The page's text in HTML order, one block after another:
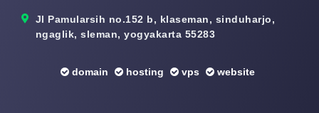
Jl Pamularsih no.152 b, klaseman, sinduharjo,
ngaglik, sleman, yogyakarta 55283
domain hosting vps website